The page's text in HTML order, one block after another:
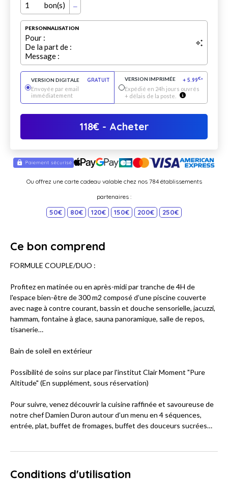
1 bon(s)
PERSONNALISATION
Pour :
De la part de :
Message :
VERSION DIGITALE
GRATUIT
Envoyée par email
immédiatement
VERSION IMPRIMÉE + 5.99€*
Expédié en 24h jours ouvrés
+ délais de la poste.
118€- Acheter
Ou offrez une carte cadeau valable chez nos 784 établissements
partenaires :
50€ 80€ 120€ 150€ 200€ 250€
Ce bon comprend
FORMULE COUPLE/DUO :
Profitez en matinée ou en après-midi par tranche de 4H de
l'espace bien-être de 300 m2 composé d’une piscine couverte
avec nage à contre courant, bassin et douche sensorielle, jacuzzi,
hammam, fontaine à glace, sauna panoramique, salle de repos,
tisanerie…
Bain de soleil en extérieur
Possibilité de soins sur place par l'institut Clair Moment "Pure
Altitude" (En supplément, sous réservation)
Pour suivre, venez découvrir la cuisine raffinée et savoureuse de
notre chef Damien Duron autour d’un menu en 4 séquences,
entrée, plat, buffet de fromages, buffet des douceurs sucrées…
Conditions d'utilisation